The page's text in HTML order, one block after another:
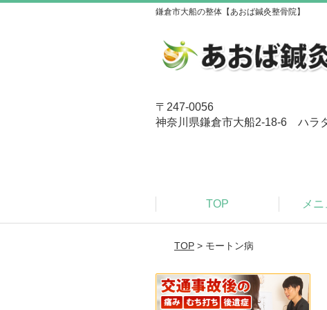
鎌倉市大船の整体【あおば鍼灸整骨院】
〒247-0056
神奈川県鎌倉市大船2-18-6 ハラ
TOP メ
TOP> モートン病